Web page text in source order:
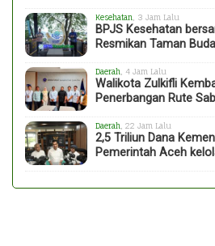
Kesehatan , 3 Jam Lalu
BPJS Kesehatan
Resmikan Taman
Daerah , 4 Jam Lalu
Walikota Zulkifli
Penerbangan Rute
Daerah , 22 Jam Lalu
2,5 Triliun Dana
Pemerintah Aceh